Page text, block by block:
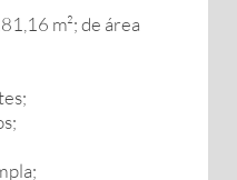
m²; de área